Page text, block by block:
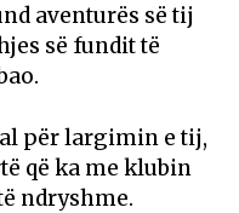
aventurës së tij
së fundit të
.
për largimin e tij,
që ka me klubin
ndryshme.